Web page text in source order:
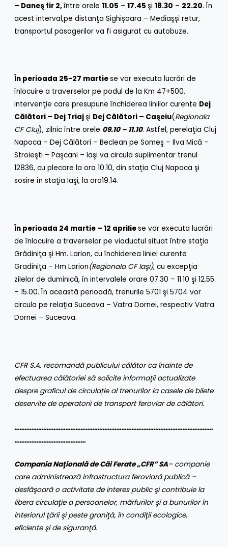
– Daneş fir 2,între orele11.05 –17.45şi18.30 – 22.20. În
acest interval,pe distanţa Sighișoara – Mediașși retur,
transportul pasagerilor va fi asigurat cu autobuze.
În perioada 25-27 martiese vor executa lucrări de
înlocuire a traverselor pe podul de la Km 47+500,
intervenţie care presupune închiderea liniilor curente Dej
Călători – Dej Triajşi Dej Călători – Caşeiu(Regionala
CF Cluj), zilnic între orele 09.10 – 11.10. Astfel, perelaţia Cluj
Napoca – Dej Călători – Beclean pe Someş – Ilva Mică –
Stroieşti – Paşcani – Iaşi va circula suplimentar trenul
12836, cu plecare la ora 10.10, din staţia Cluj Napoca şi
sosire în staţia Iaşi, la ora19.14.
În perioada 24 martie – 12 apriliese vor executa lucrări
de înlocuire a traverselor pe viaductul situat între staţia
Grădiniţa şi Hm. Larion, cu închiderea liniei curente
Gradiniţa – Hm Larion(Regionala CF Iaşi), cu excepţia
zilelor de duminică, în intervalele orare 07.30 – 11.10 şi 12.55
– 15.00. În această perioadă, trenurile 5701 şi 5704 vor
circula pe relaţia Suceava – Vatra Dornei, respectiv Vatra
Dornei – Suceava.
CFR S.A. recomandă publicului călător ca înainte de
efectuarea călătoriei să solicite informaţiiactualizate
despre graficul de circulație al trenurilor la casele de bilete
deservite de operatorii de transport feroviar de călători.
………………………………………………………………………………………………………
……………………………………
Compania Naţională de Căi Ferate „CFR” SA– companie
care administrează infrastructura feroviară publică –
desfăşoară o activitate de interes public şi contribuie la
libera circulaţie a persoanelor, mărfurilor şi a bunurilor în
interiorul ţării şi peste graniţă, în condiţii ecologice,
eficiente şi de siguranţă.